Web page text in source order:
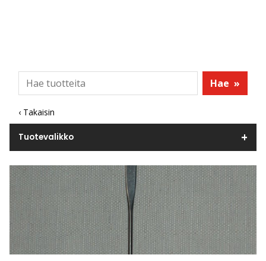
Hae »
‹ Takaisin
Tuotevalikko